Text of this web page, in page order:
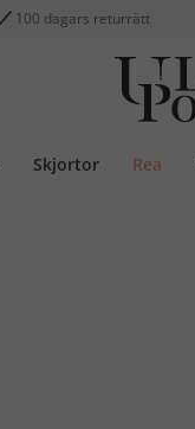
100 dagars returrätt
Skjortor Rea